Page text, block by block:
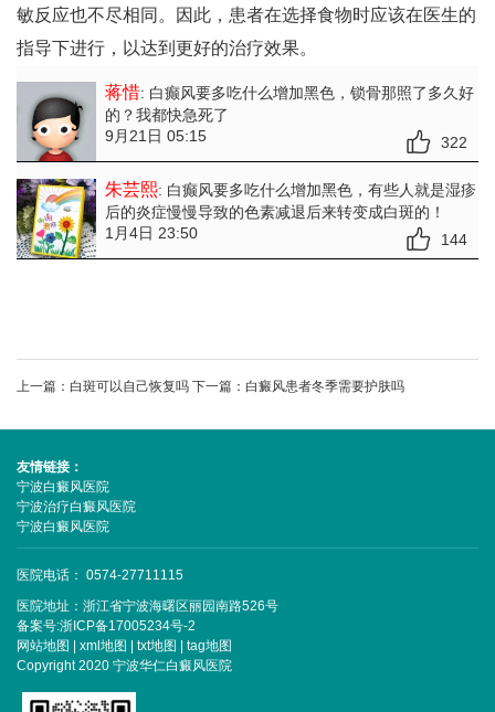
敏反应也不尽相同。因此，患者在选择食物时应该在医生的
指导下进行，以达到更好的治疗效果。
蒋惜: 白癫风要多吃什么增加黑色，锁骨那照了多久好
的？我都快急死了
9月21日 05:15
322
朱芸熙: 白癫风要多吃什么增加黑色，有些人就是湿疹
后的炎症慢慢导致的色素减退后来转变成白斑的！
1月4日 23:50
144
上一篇： 白斑可以自己恢复吗 下一篇： 白癜风患者冬季需要护肤吗
友情链接：
宁波白癜风医院
宁波治疗白癜风医院
宁波白癜风医院
医院电话： 0574-27711115
医院地址：浙江省宁波海曙区丽园南路526号
备案号:浙ICP备17005234号-2
网站地图 | xml地图 | txt地图 | tag地图
Copyright 2020 宁波华仁白癜风医院